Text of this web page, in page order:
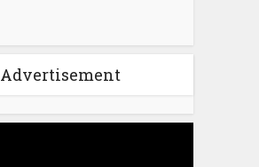
Advertisement